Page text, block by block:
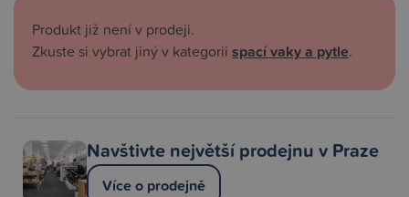
Produkt již není v prodeji.
Zkuste si vybrat jiný v kategorii spací vaky a pytle.
Navštivte největší prodejnu v Praze
Více o prodejně